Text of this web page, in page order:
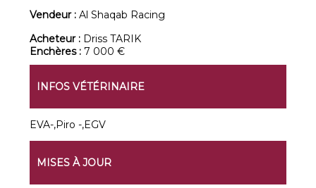
Vendeur :Al Shaqab Racing
Acheteur : Driss TARIK
Enchères :7 000 €
INFOS VÉTÉRINAIRE
EVA-,Piro -,EGV
MISES À JOUR